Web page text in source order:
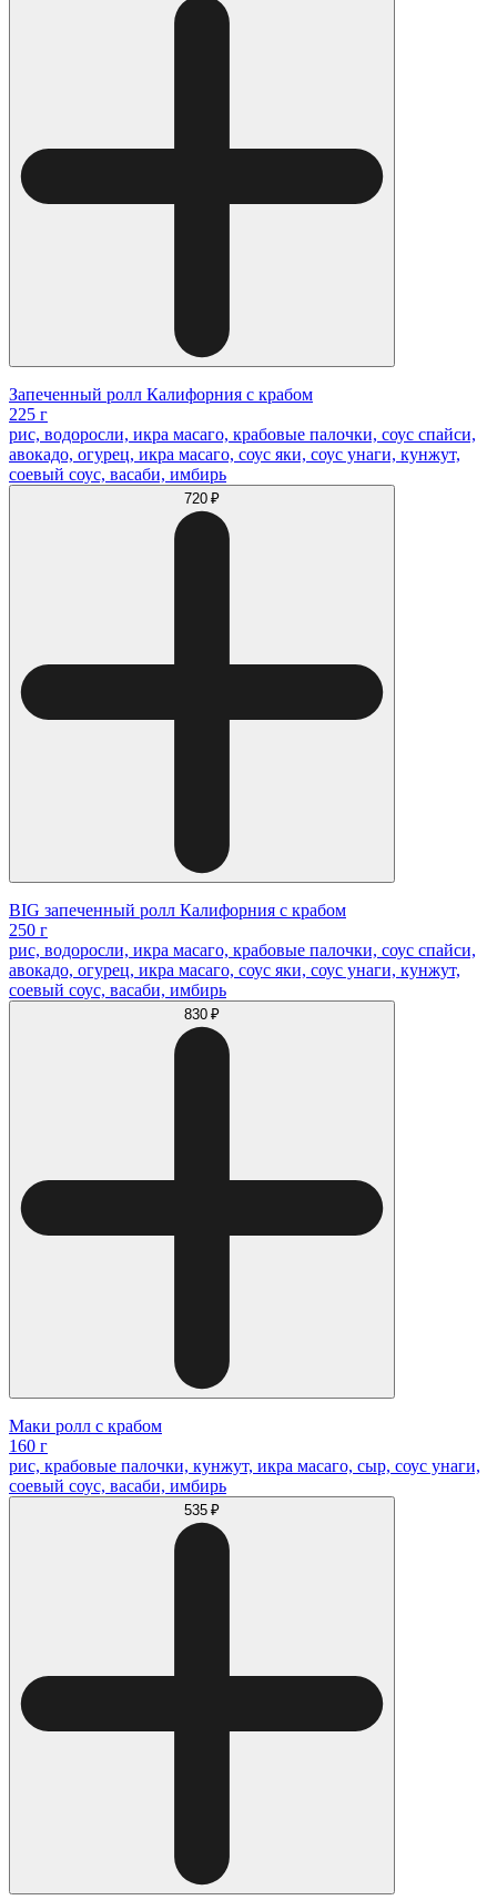
Запеченный ролл Калифорния с крабом
225 г
рис, водоросли, икра масаго, крабовые палочки, соус спайси,
авокадо, огурец, икра масаго, соус яки, соус унаги, кунжут,
соевый соус, васаби, имбирь
720 ₽
BIG запеченный ролл Калифорния с крабом
250 г
рис, водоросли, икра масаго, крабовые палочки, соус спайси,
авокадо, огурец, икра масаго, соус яки, соус унаги, кунжут,
соевый соус, васаби, имбирь
830 ₽
Маки ролл с крабом
160 г
рис, крабовые палочки, кунжут, икра масаго, сыр, соус унаги,
соевый соус, васаби, имбирь
535 ₽